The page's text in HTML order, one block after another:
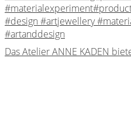
Das Atelier ANNE KADEN